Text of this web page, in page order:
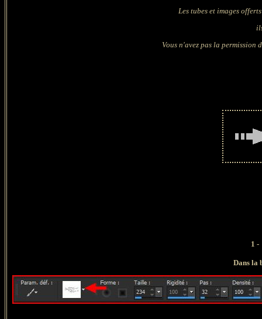
Les tubes et images
Vous n'avez pas la permission
1 -
Dans la